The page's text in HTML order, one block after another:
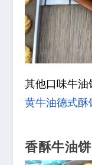
其他口味牛油
黄牛油德式酥
香酥牛油饼